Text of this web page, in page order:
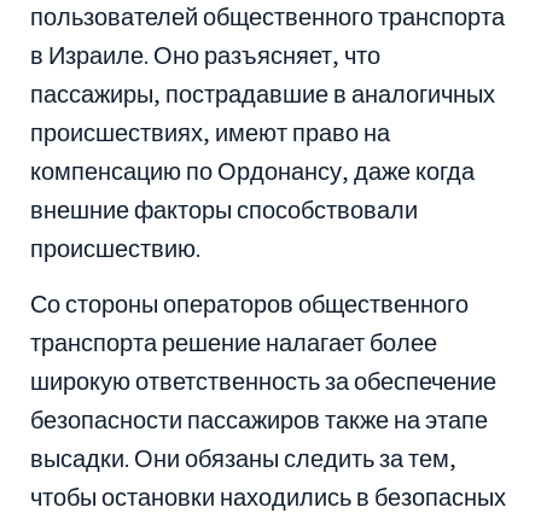
пользователей общественного транспорта
в Израиле. Оно разъясняет, что
пассажиры, пострадавшие в аналогичных
происшествиях, имеют право на
компенсацию по Ордонансу, даже когда
внешние факторы способствовали
происшествию.
Со стороны операторов общественного
транспорта решение налагает более
широкую ответственность за обеспечение
безопасности пассажиров также на этапе
высадки. Они обязаны следить за тем,
чтобы остановки находились в безопасных